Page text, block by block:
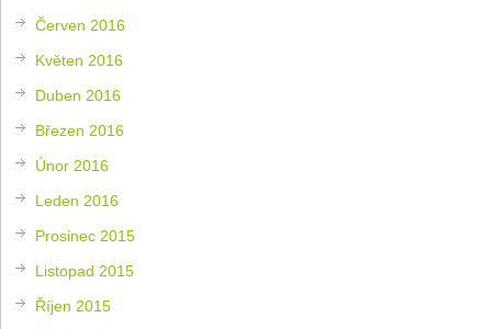
Červen 2016
Květen 2016
Duben 2016
Březen 2016
Únor 2016
Leden 2016
Prosinec 2015
Listopad 2015
Říjen 2015